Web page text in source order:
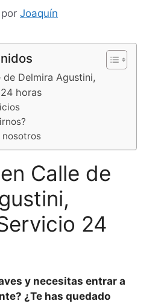
por Joaquín
Delmira Agustini,
horas
Calle de
24
y necesitas entrar a
¿Te has quedado